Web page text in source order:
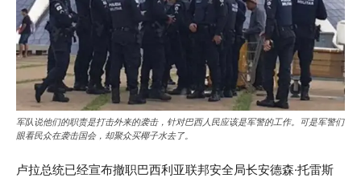
军队说他们的职责是打击外来的袭击，针对巴西人民应该是军警的工作。可是军警们
眼看民众在袭击国会，却聚众买椰子水去了。
卢拉总统已经宣布撤职巴西利亚联邦安全局长安德森·托雷斯